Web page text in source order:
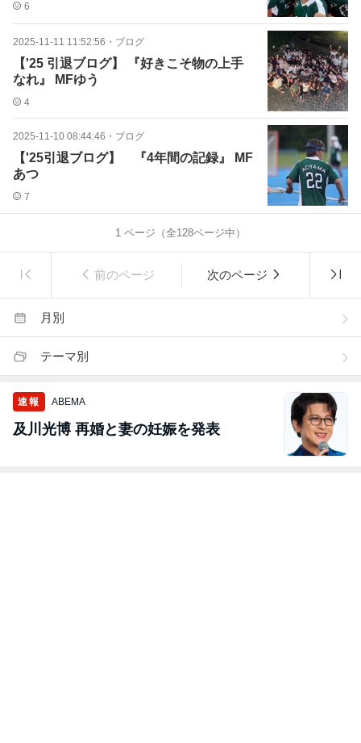
6
2025-11-11 11:52:56 ・ ブログ
【'25 引退ブログ】 『好きこそ物の上手
なれ』 MFゆう
4
2025-11-10 08:44:46 ・ ブログ
【'25引退ブログ】 『4年間の記録』 MF
あつ
7
1 ページ（全128ページ中）
前のページ 次のページ
月別
テーマ別
速報 ABEMA
及川光博 再婚と妻の妊娠を発表